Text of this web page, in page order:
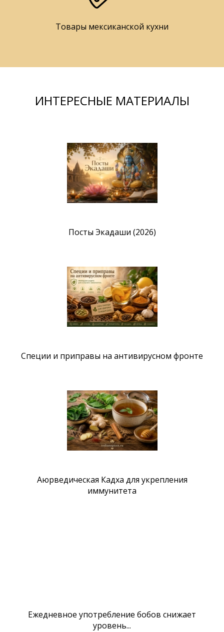
Товары мексиканской кухни
ИНТЕРЕСНЫЕ МАТЕРИАЛЫ
Посты Экадаши (2026)
Специи и приправы на антивирусном фронте
Аюрведическая Кадха для укрепления
иммунитета
Ежедневное употребление бобов снижает
уровень...